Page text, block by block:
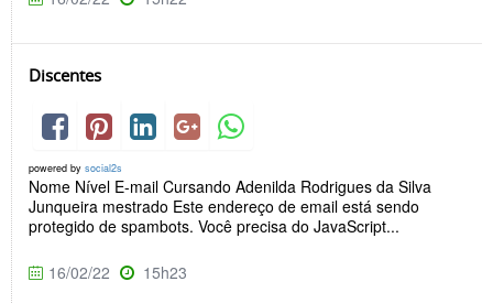
Discentes
powered by social2s
Nome Nível E-mail Cursando Adenilda Rodrigues da Silva
Junqueira mestrado Este endereço de email está sendo
protegido de spambots. Você precisa do JavaScript...
16/02/22 15h23